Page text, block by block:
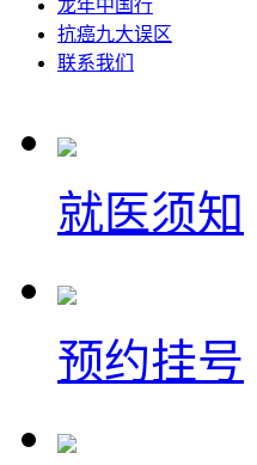
龙年中国行
抗癌九大误区
联系我们
就医须知
预约挂号